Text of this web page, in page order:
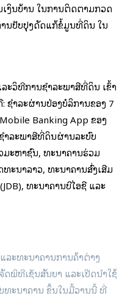
ງິນບ້ານ ໃນການຕິດຕາມກວດ
ນປັບປຸງດັດແກ້ຂໍ້ມູນທີ່ດິນ ໃນ
ະວິທີການຊໍາລະພາສີທີ່ດິນ ເຂົ້າ
ຊໍາລະຜ່ານປ່ອງບໍລິການຂອງ 7
Banking App ຂອງ
າລະພາສີທີ່ດິນຜ່ານລະບົບ
ມະຫາຊົນ, ທະນາຄານຮ່ວມ
ະນາລາວ, ທະນາຄານສົ່ງເສີມ
ທະນາຄານບີໄອຊີ ແລະ
ລະທະນາຄານການຄ້າຕ່າງ
ພິທີເຊັນສັນຍາ ແລະເປີດນໍາໃຊ້
ທະນາຄານ ຂຶ້ນໃນມື້​ວານນີ້ ທີ່